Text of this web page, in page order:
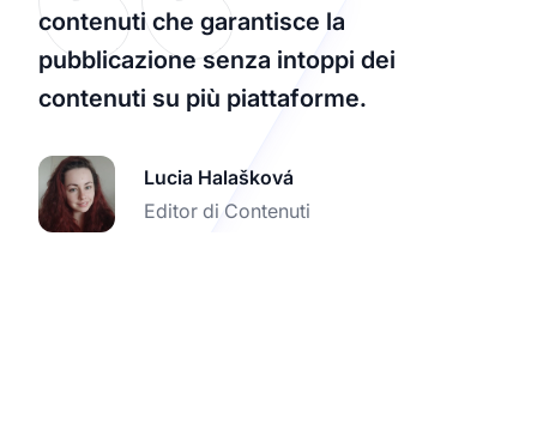
contenuti che garantisce la
pubblicazione senza intoppi dei
contenuti su più piattaforme.
Lucia Halašková
Editor di Contenuti